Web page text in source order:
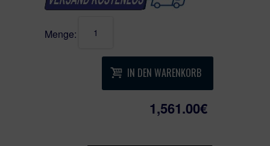
Im Preis - außen Edelstahl Stoßgriff
BGR 1400 mm, innen Drücker M45
Im Preis - 3 Stk. verstellbareBänder
Im Preis - Inklusive Innen- und
Im Preis - Innen und außen Rosetten,
Menge:
IN DEN WARENKORB
1,561.00€